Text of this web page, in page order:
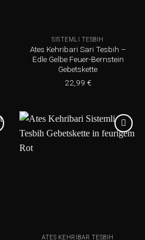
SISTEMLI TESBIH
Ates Kehribari Sari Tesbih –
Edle Gelbe Feuer-Bernstein
Gebetskette
22,99 €
Add to
ATES KEHRIBAR TESBIH